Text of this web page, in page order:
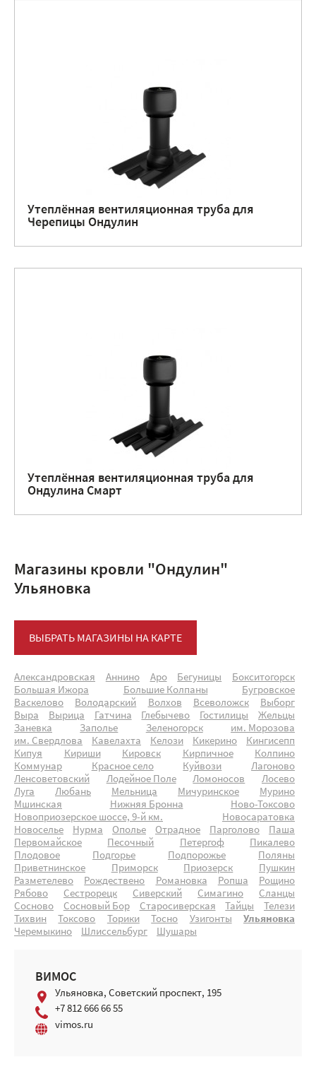
Утеплённая вентиляционная труба для
Черепицы Ондулин
Утеплённая вентиляционная труба для
Ондулина Смарт
Магазины кровли "Ондулин"
Ульяновка
ВЫБРАТЬ МАГАЗИНЫ НА КАРТЕ
Александровская Аннино Аро Бегуницы
Бокситогорск
Большая Ижора
Большие Колпаны
Бугровское
Васкелово
Володарский Волхов Всеволожск
Выборг
Выра
Вырица Гатчина Глебычево Гостилицы
Жельцы
Заневка
Заполье Зеленогорск
им. Морозова
им. Свердлова
Кавелахта Келози Кикерино
Кингисепп
Кипуя
Кириши Кировск Кирпичное
Колпино
Коммунар
Красное село Куйвози
Лагоново
Ленсоветовский
Лодейное Поле Ломоносов
Лосево
Луга
Любань Мельница Мичуринское
Мурино
Мшинская
Нижняя Бронна
Ново-Токсово
Новоприозерское шоссе, 9-й км.
Новосаратовка
Новоселье
Нурма Ополье Отрадное Парголово
Паша
Первомайское
Песочный Петергоф
Пикалево
Плодовое
Подгорье Подпорожье
Поляны
Приветнинское
Приморск Приозерск
Пушкин
Разметелево
Рождествено Романовка Ропша
Рощино
Рябово
Сестрорецк Сиверский Симагино
Сланцы
Сосново
Сосновый Бор Старосиверская Тайцы
Телези
Тихвин
Токсово Торики Тосно Узигонты
Ульяновка
Черемыкино
Шлиссельбург Шушары
ВИМОС
Ульяновка, Советский проспект, 195
+7 812 666 66 55
vimos.ru